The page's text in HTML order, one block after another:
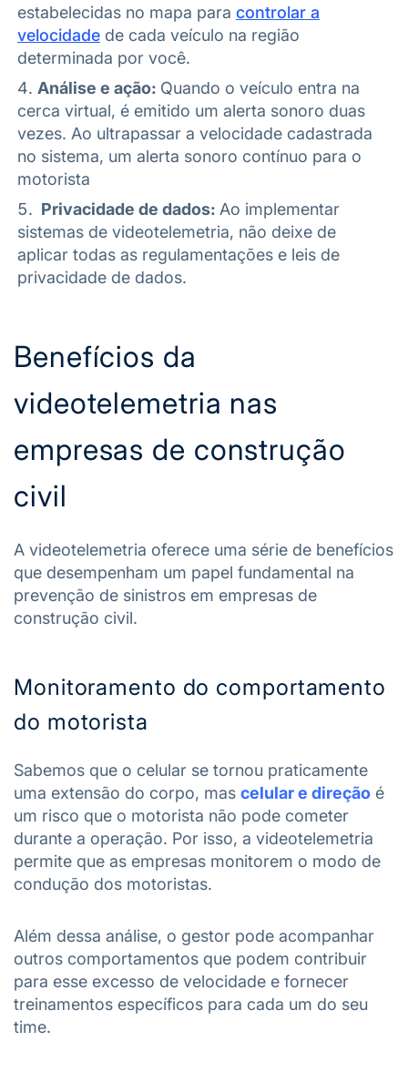
estabelecidas no mapa para controlar a
velocidade de cada veículo na região
determinada por você.
Análise e ação: Quando o veículo entra na
cerca virtual, é emitido um alerta sonoro duas
vezes. Ao ultrapassar a velocidade cadastrada
no sistema, um alerta sonoro contínuo para o
motorista
Privacidade de dados: Ao implementar
sistemas de videotelemetria, não deixe de
aplicar todas as regulamentações e leis de
privacidade de dados.
Benefícios da
videotelemetria nas
empresas de construção
civil
A videotelemetria oferece uma série de benefícios
que desempenham um papel fundamental na
prevenção de sinistros em empresas de
construção civil.
Monitoramento do comportamento
do motorista
Sabemos que o celular se tornou praticamente
uma extensão do corpo, mas celular e direção é
um risco que o motorista não pode cometer
durante a operação. Por isso, a videotelemetria
permite que as empresas monitorem o modo de
condução dos motoristas.
Além dessa análise, o gestor pode acompanhar
outros comportamentos que podem contribuir
para esse excesso de velocidade e fornecer
treinamentos específicos para cada um do seu
time.